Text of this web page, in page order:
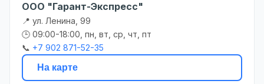
ООО "Гарант-Экспресс"
📍 ул. Ленина, 99
🕒 09:00-18:00, пн, вт, ср, чт, пт
📞 +7 902 871-52-35
На карте